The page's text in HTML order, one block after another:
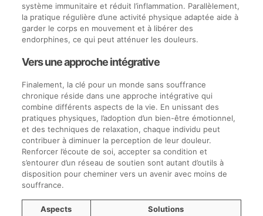
système immunitaire et réduit l’inflammation. Parallèlement,
la pratique régulière d’une activité physique adaptée aide à
garder le corps en mouvement et à libérer des
endorphines, ce qui peut atténuer les douleurs.
Vers une approche intégrative
Finalement, la clé pour un monde sans souffrance
chronique réside dans une approche intégrative qui
combine différents aspects de la vie. En unissant des
pratiques physiques, l’adoption d’un bien-être émotionnel,
et des techniques de relaxation, chaque individu peut
contribuer à diminuer la perception de leur douleur.
Renforcer l’écoute de soi, accepter sa condition et
s’entourer d’un réseau de soutien sont autant d’outils à
disposition pour cheminer vers un avenir avec moins de
souffrance.
Aspects Solutions